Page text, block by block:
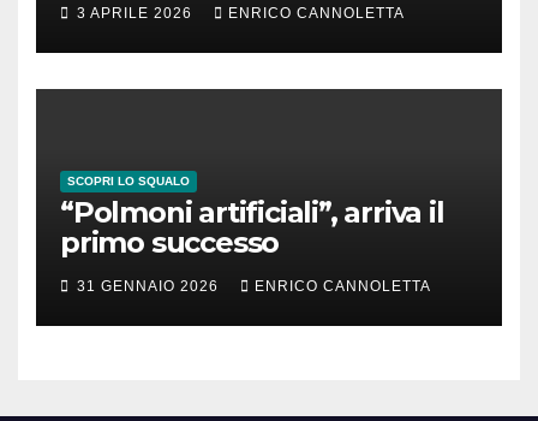
3 APRILE 2026 ENRICO CANNOLETTA
SCOPRI LO SQUALO
“Polmoni artificiali”, arriva il
primo successo
31 GENNAIO 2026 ENRICO CANNOLETTA